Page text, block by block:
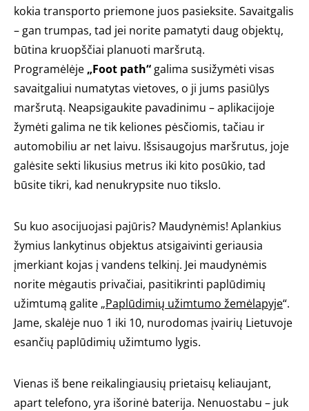
kokia transporto priemone juos pasieksite. Savaitgalis
– gan trumpas, tad jei norite pamatyti daug objektų,
būtina kruopščiai planuoti maršrutą.
Programėlėje „Foot path“ galima susižymėti visas
savaitgaliui numatytas vietoves, o ji jums pasiūlys
maršrutą. Neapsigaukite pavadinimu – aplikacijoje
žymėti galima ne tik keliones pėsčiomis, tačiau ir
automobiliu ar net laivu. Išsisaugojus maršrutus, joje
galėsite sekti likusius metrus iki kito posūkio, tad
būsite tikri, kad nenukrypsite nuo tikslo.
Su kuo asocijuojasi pajūris? Maudynėmis! Aplankius
žymius lankytinus objektus atsigaivinti geriausia
įmerkiant kojas į vandens telkinį. Jei maudynėmis
norite mėgautis privačiai, pasitikrinti paplūdimių
užimtumą galite „Paplūdimių užimtumo žemėlapyje“.
Jame, skalėje nuo 1 iki 10, nurodomas įvairių Lietuvoje
esančių paplūdimių užimtumo lygis.
Vienas iš bene reikalingiausių prietaisų keliaujant,
apart telefono, yra išorinė baterija. Nenuostabu – juk